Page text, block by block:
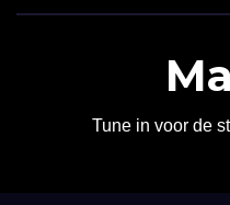
Tune in voor de